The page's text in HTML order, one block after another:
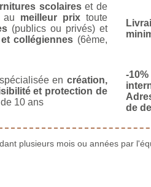
scolaireset de
au meilleur prixtoute
(publics ou privés) et
collégiennes (6ème,
spécialisée en création,
et protection de
10 ans
-
de
plusieurs mois ou années par